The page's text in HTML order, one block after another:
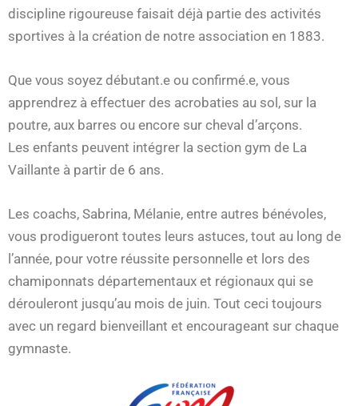
discipline rigoureuse faisait déjà partie des activités
sportives à la création de notre association en 1883.
Que vous soyez débutant.e ou confirmé.e, vous
apprendrez à effectuer des acrobaties au sol, sur la
poutre, aux barres ou encore sur cheval d’arçons.
Les enfants peuvent intégrer la section gym de La
Vaillante à partir de 6 ans.
Les coachs, Sabrina, Mélanie, entre autres bénévoles,
vous prodigueront toutes leurs astuces, tout au long de
l’année, pour votre réussite personnelle et lors des
chamiponnats départementaux et régionaux qui se
dérouleront jusqu’au mois de juin. Tout ceci toujours
avec un regard bienveillant et encourageant sur chaque
gymnaste.